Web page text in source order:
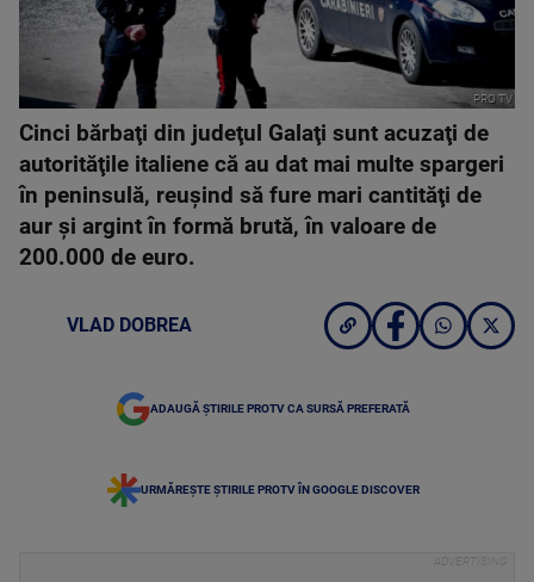
PRO TV
Cinci bărbaţi din judeţul Galaţi sunt acuzaţi de
autorităţile italiene că au dat mai multe spargeri
în peninsulă, reuşind să fure mari cantităţi de
aur şi argint în formă brută, în valoare de
200.000 de euro.
VLAD DOBREA
ADAUGĂ ȘTIRILE PROTV CA SURSĂ PREFERATĂ
URMĂREȘTE ȘTIRILE PROTV ÎN GOOGLE DISCOVER